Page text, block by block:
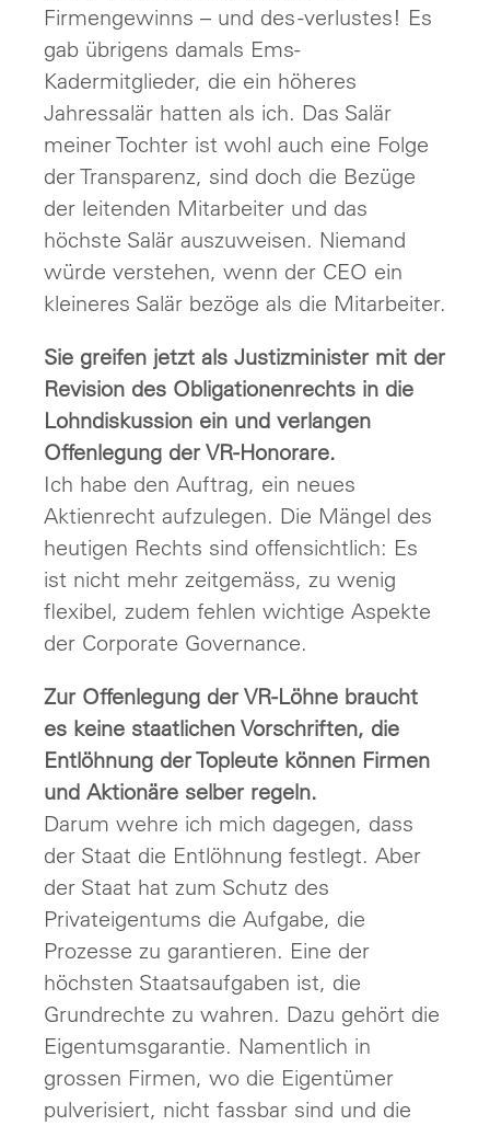
Firmengewinns – und des -verlustes! Es
gab übrigens damals Ems-
Kadermitglieder, die ein höheres
Jahressalär hatten als ich. Das Salär
meiner Tochter ist wohl auch eine Folge
der Transparenz, sind doch die Bezüge
der leitenden Mitarbeiter und das
höchste Salär auszuweisen. Niemand
würde verstehen, wenn der CEO ein
kleineres Salär bezöge als die Mitarbeiter.
Sie greifen jetzt als Justizminister mit der
Revision des Obligationenrechts in die
Lohndiskussion ein und verlangen
Offenlegung der VR-Honorare.
Ich habe den Auftrag, ein neues
Aktienrecht aufzulegen. Die Mängel des
heutigen Rechts sind offensichtlich: Es
ist nicht mehr zeitgemäss, zu wenig
flexibel, zudem fehlen wichtige Aspekte
der Corporate Governance.
Zur Offenlegung der VR-Löhne braucht
es keine staatlichen Vorschriften, die
Entlöhnung der Topleute können Firmen
und Aktionäre selber regeln.
Darum wehre ich mich dagegen, dass
der Staat die Entlöhnung festlegt. Aber
der Staat hat zum Schutz des
Privateigentums die Aufgabe, die
Prozesse zu garantieren. Eine der
höchsten Staatsaufgaben ist, die
Grundrechte zu wahren. Dazu gehört die
Eigentumsgarantie. Namentlich in
grossen Firmen, wo die Eigentümer
pulverisiert, nicht fassbar sind und die